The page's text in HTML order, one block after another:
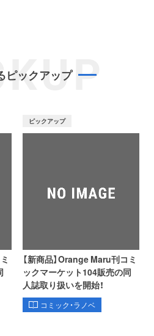
ピックアップ
ピックアップ
【新商品】Orange Maru刊コミ
ックマーケット104販売の同
人誌取り扱いを開始！
コミック・ラノベ